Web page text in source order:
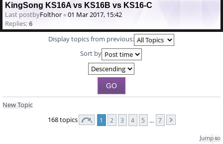
KingSong KS16A vs KS16B vs KS16-C
Last postbyFolthor«01 Mar 2017, 15:42
Replies:6
Display topics from previous:
Sort by
New Topic
168 topics
1 2 3 4 5 … 7
Jump to